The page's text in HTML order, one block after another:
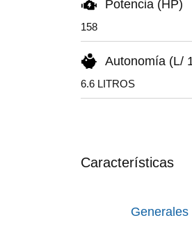
Potencia (HP)
158
Autonomía (L/
6.6 LITROS
Características
Generales